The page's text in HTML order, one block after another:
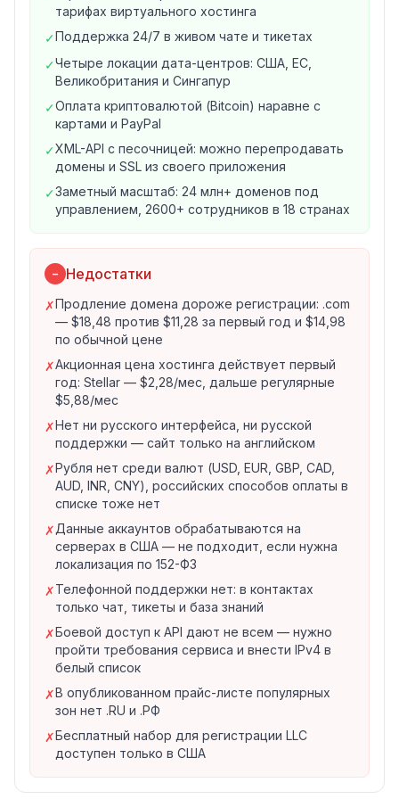
продление $18,48, перенос $11,48
.org— $8,48 за первый год, продление $18,98;
$12,48, продление $18,58
— $34,98, продление $75,98;
продление $114,98
— $5,98, продление $45,48;
продление $9,98, перенос бесплатный
Новым клиентам .COM отдают за $6,79 по
промокоду NEWCOM679 — один домен на
пользователя
На что смотреть внимательно:продление у
Namecheap дороже регистрации во всех
популярных зонах
листе. Первый год .COM стоит $11,28, обычная цена
регистрации — $14,98, а каждое последующее
продление — $18,48. К части зон ICANN добавляет
обязательный сбор $0,20 в год за регистрацию,
продление и перенос.
Хостинг
Виртуальный хостинг линейки Stellar идёт на cPanel с
установщиком Softaculous (100+ приложений в один
клик) и конструктором Sitejet AI. Namecheap заявляет
гарантию 100% uptime на всех тарифах, безлимитный
трафик, бесплатный перенос сайта, автоматический
выпуск SSL и Supersonic CDN. Дата-центры на выбор:
США, ЕС, Великобритания и Сингапур.
— 3 сайта, 20 ГБ SSD, 30 почтовых ящиков,
бэкапы дважды в неделю
— безлимит сайтов и SSD, безлимит
ящиков, AutoBackup
Stellar Business
— 50 ГБ облачного хранилища,
Managed-WordPress EasyWP
тарифицируется
(первый месяц бесплатно), Turbo — $18,88/мес,
установка меньше чем за 90 секунд, заявленный
тарифах виртуального хостинга
✓Поддержка 24/7 в живом чате и тикетах
✓Четыре локации дата-центров: США, ЕС,
Великобритания и Сингапур
✓Оплата криптовалютой (Bitcoin) наравне с
картами и PayPal
✓XML-API с песочницей: можно перепродавать
домены и SSL из своего приложения
✓Заметный масштаб: 24 млн+ доменов под
управлением, 2600+ сотрудников в 18 странах
− Недостатки
✗Продление домена дороже регистрации: .com
— $18,48 против $11,28 за первый год и $14,98
по обычной цене
✗Акционная цена хостинга действует первый
год: Stellar — $2,28/мес, дальше регулярные
$5,88/мес
✗Нет ни русского интерфейса, ни русской
поддержки — сайт только на английском
✗Рубля нет среди валют (USD, EUR, GBP, CAD,
AUD, INR, CNY), российских способов оплаты в
списке тоже нет
✗Данные аккаунтов обрабатываются на
серверах в США — не подходит, если нужна
локализация по 152-ФЗ
✗Телефонной поддержки нет: в контактах
только чат, тикеты и база знаний
✗Боевой доступ к API дают не всем — нужно
пройти требования сервиса и внести IPv4 в
белый список
✗В опубликованном прайс-листе популярных
зон нет .RU и .РФ
✗Бесплатный набор для регистрации LLC
доступен только в США